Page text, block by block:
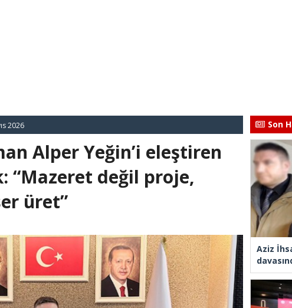
2026
Alper Yeğin’i eleştiren
“Mazeret değil proje,
üret”
Son
Aziz